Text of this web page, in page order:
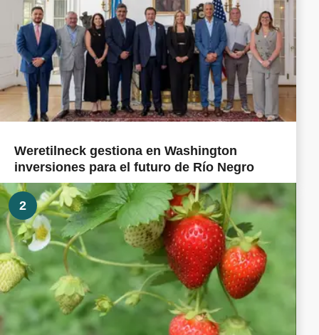
Weretilneck gestiona en Washington
inversiones para el futuro de Río Negro
2